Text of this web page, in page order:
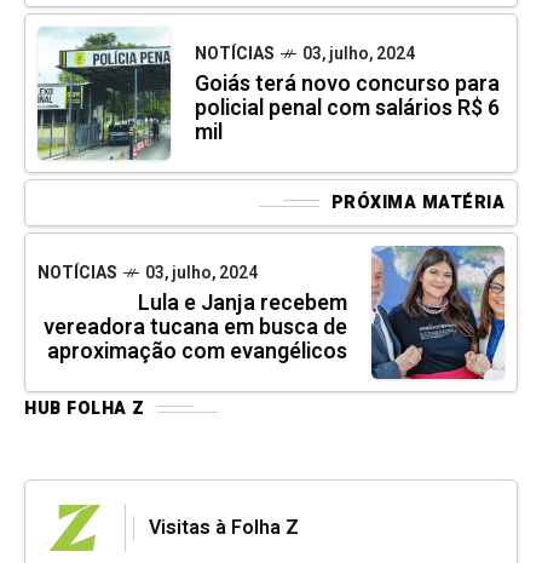
NOTÍCIAS 03, julho, 2024
Goiás terá novo concurso para
policial penal com salários R$ 6
mil
PRÓXIMA MATÉRIA
NOTÍCIAS 03, julho, 2024
Lula e Janja recebem
vereadora tucana em busca de
aproximação com evangélicos
HUB FOLHA Z
Visitas à Folha Z